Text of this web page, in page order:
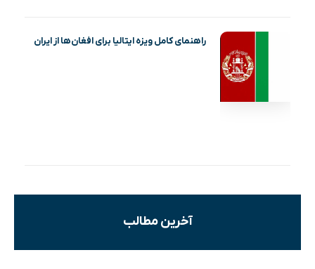
راهنمای کامل ویزه ایتالیا برای افغان‌ها از ایران
آخرین مطالب